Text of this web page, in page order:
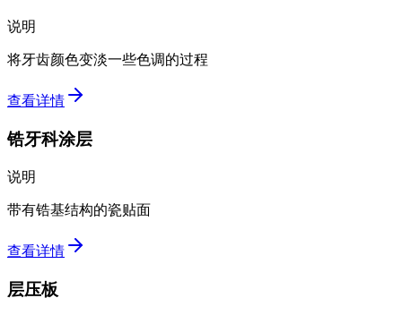
说明
将牙齿颜色变淡一些色调的过程
查看详情
锆牙科涂层
说明
带有锆基结构的瓷贴面
查看详情
层压板